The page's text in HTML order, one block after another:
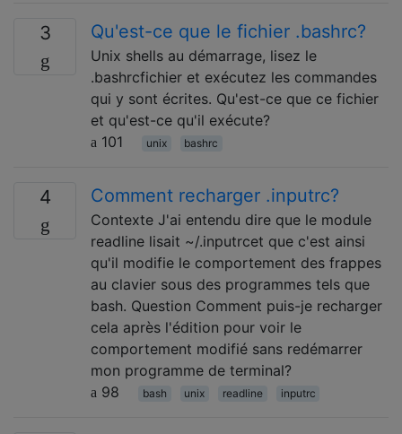
3 Qu'est-ce que le fichier .bashrc?
Unix shells au démarrage, lisez le
.bashrcfichier et exécutez les commandes
qui y sont écrites. Qu'est-ce que ce fichier
et qu'est-ce qu'il exécute?
101
unix bashrc
4 Comment recharger .inputrc?
Contexte J'ai entendu dire que le module
readline lisait ~/.inputrcet que c'est ainsi
qu'il modifie le comportement des frappes
au clavier sous des programmes tels que
bash. Question Comment puis-je recharger
cela après l'édition pour voir le
comportement modifié sans redémarrer
mon programme de terminal?
98
bash unix readline inputrc